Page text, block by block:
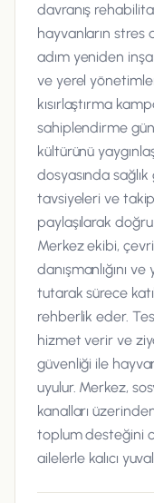
davranış
hayvanların stres
adım yeniden
ve yerel
kısırlaştırma
sahiplendirme
kültürünü
dosyasında
tavsiyeleri ve
paylaşılarak
Merkez ekibi,
danışmanlığını
tutarak sürece
rehberlik eder.
hizmet verir ve
güvenliği ile
uyulur. Merkez,
kanalları
toplum desteğini
ailelerle kalıcı